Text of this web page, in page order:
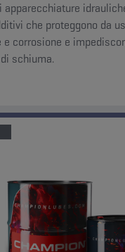
apparecchiature
che proteggono da
e corrosione e
schiuma.